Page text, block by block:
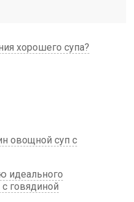
хорошего супа?
овощной суп с
идеального
говядиной